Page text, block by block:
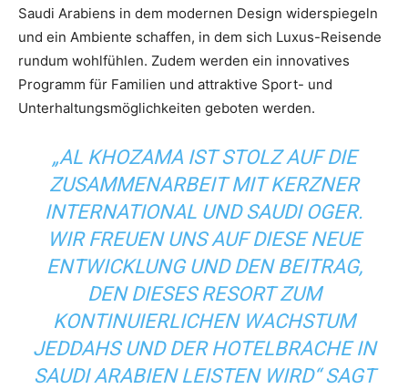
Saudi Arabiens in dem modernen Design widerspiegeln
und ein Ambiente schaffen, in dem sich Luxus-Reisende
rundum wohlfühlen. Zudem werden ein innovatives
Programm für Familien und attraktive Sport- und
Unterhaltungsmöglichkeiten geboten werden.
„AL KHOZAMA IST STOLZ AUF DIE
ZUSAMMENARBEIT MIT KERZNER
INTERNATIONAL UND SAUDI OGER.
WIR FREUEN UNS AUF DIESE NEUE
ENTWICKLUNG UND DEN BEITRAG,
DEN DIESES RESORT ZUM
KONTINUIERLICHEN WACHSTUM
JEDDAHS UND DER HOTELBRACHE IN
SAUDI ARABIEN LEISTEN WIRD“ SAGT